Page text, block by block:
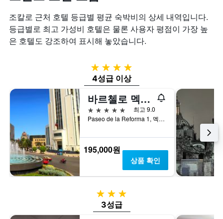
조칼로 근처 호텔 등급별 평균 숙박비의 상세 내역입니다.
등급별로 최고 가성비 호텔은 물론 사용자 평점이 가장 높
은 호텔도 강조하여 표시해 놓았습니다.
4성급
4성급 이상
바르첼로 멕시코 레포르마
5성급
최고 9.0
Paseo de la Reforma 1, 멕시코시티, 디스트리토 페데랄, 멕시코
195,000원
상품 확인
3성급
3성급